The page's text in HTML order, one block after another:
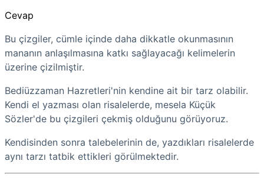
Cevap
Bu çizgiler, cümle içinde daha dikkatle okunmasının
mananın anlaşılmasına katkı sağlayacağı kelimelerin
üzerine çizilmiştir.
Bediüzzaman Hazretleri'nin kendine ait bir tarz olabilir.
Kendi el yazması olan risalelerde, mesela Küçük
Sözler'de bu çizgileri çekmiş olduğunu görüyoruz.
Kendisinden sonra talebelerinin de, yazdıkları risalelerde
aynı tarzı tatbik ettikleri görülmektedir.